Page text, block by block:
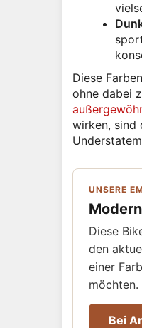
Diese
ohne dabei
wirken, sind
UNSERE
Diese
den
einer
Bei